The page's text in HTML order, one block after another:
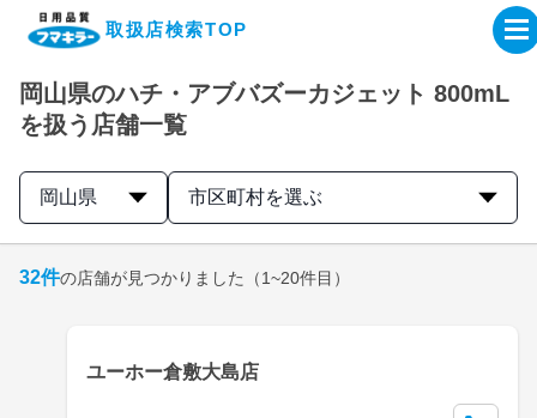
取扱店検索TOP
企業・IR情報サイト
製品情報サイト
取扱店検索はこちら
岡山県のハチ・アブバズーカジェット 800mL
を扱う店舗一覧
岡山県 市区町村を選ぶ
32件の店舗が見つかりました （1~20件目）
ユーホー倉敷大島店